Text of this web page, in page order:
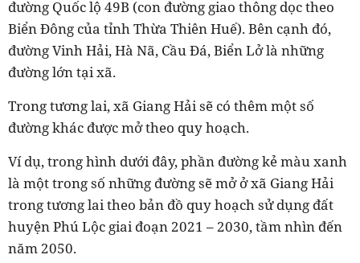
đường Quốc lộ 49B (con đường giao thông dọc theo
Biển Đông của tỉnh Thừa Thiên Huế). Bên cạnh đó,
đường Vinh Hải, Hà Nã, Cầu Đá, Biển Lở là những
đường lớn tại xã.
Trong tương lai, xã Giang Hải sẽ có thêm một số
đường khác được mở theo quy hoạch.
Ví dụ, trong hình dưới đây, phần đường kẻ màu xanh
là một trong số những đường sẽ mở ở xã Giang Hải
trong tương lai theo bản đồ quy hoạch sử dụng đất
huyện Phú Lộc giai đoạn 2021 – 2030, tầm nhìn đến
năm 2050.